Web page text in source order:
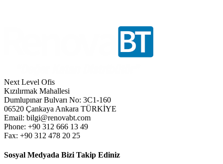
Next Level Ofis
Kızılırmak Mahallesi
Dumlupınar Bulvarı No: 3C1-160
06520 Çankaya Ankara TÜRKİYE
Email: bilgi@renovabt.com
Phone: +90 312 666 13 49
Fax: +90 312 478 20 25
Sosyal Medyada Bizi Takip Ediniz